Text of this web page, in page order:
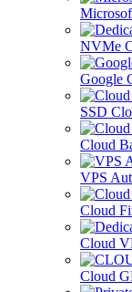
NVMe
Google
SSD
Cloud
VPS
Cloud
Cloud
Cloud